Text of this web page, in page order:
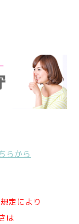
らから
定により
は